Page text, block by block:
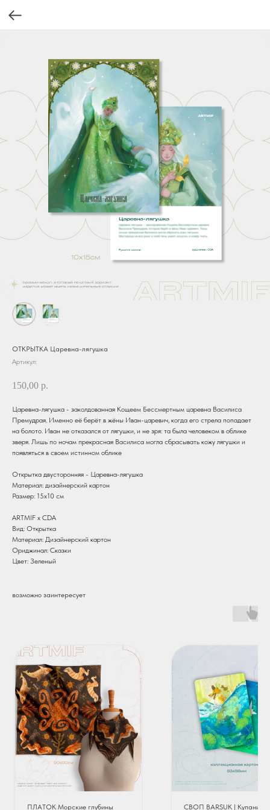
ОТКРЫТКА Царевна-лягушка
Артикул:
150,00 р.
Царевна-лягушка - заколдованная Кощеем Бессмертным царевна Василиса
Премудрая. Именно её берёт в жёны Иван-царевич, когда его стрела попадает
на болото. Иван не отказался от лягушки, и не зря: та была человеком в облике
зверя. Лишь по ночам прекрасная Василиса могла сбрасывать кожу лягушки и
появляться в своем истинном облике
Открытка двусторонняя - Царевна-лягушка
Материал: дизайнерский картон
Размер: 15х10 см
ARTMIF х CDA
Вид: Открытка
Материал: Дизайнерский картон
Ориджинал: Сказки
Цвет: Зеленый
возможно заинтересует
ПЛАТОК Морские глубины СВОП BARSUK | Купание